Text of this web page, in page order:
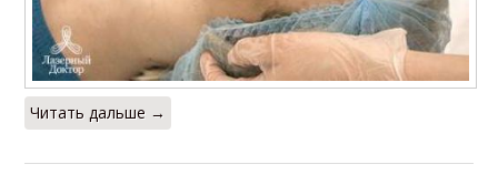
Читать дальше →